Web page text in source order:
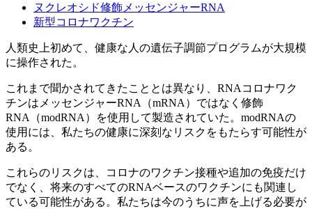
ヌクレオシド修飾メッセンジャーRNA
新型コロナワクチン
人類史上初めて、健康な人の遺伝子調節プログラムが大規模
に操作された。
これまで聞かされてきたこととは異なり、RNAコロナワク
チンはメッセンジャーRNA（mRNA）ではなく修飾
RNA（modRNA）を使用して製造されていた。modRNAの
使用には、私たちの健康に深刻なリスクをもたらす可能性が
ある。
これらのリスクは、コロナのワクチン接種や追加の免疫だけ
でなく、将来のすべてのRNAベースのワクチンにも関連し
ている可能性がある。私たちは今のうちに声を上げる必要が